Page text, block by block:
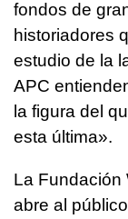
fondos de
historiadores
estudio de la
APC
la figura del
esta última».
La Fundación
abre al